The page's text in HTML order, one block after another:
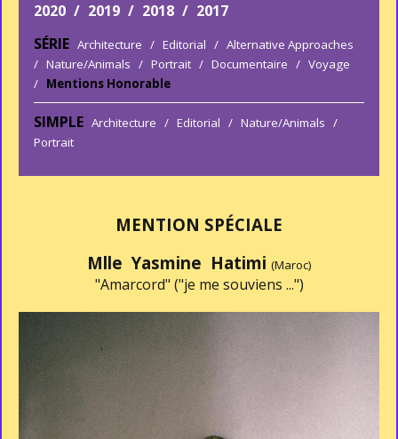
2020 / 2019 / 2018 / 2017
SÉRIE Architecture / Editorial / Alternative Approaches
/ Nature/Animals / Portrait / Documentaire / Voyage
/ Mentions Honorable
SIMPLE Architecture / Editorial / Nature/Animals /
Portrait
MENTION SPÉCIALE
Mlle Yasmine Hatimi (Maroc)
"Amarcord" ("je me souviens ...")